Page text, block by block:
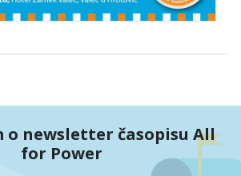
o newsletter časopisu All
for Power